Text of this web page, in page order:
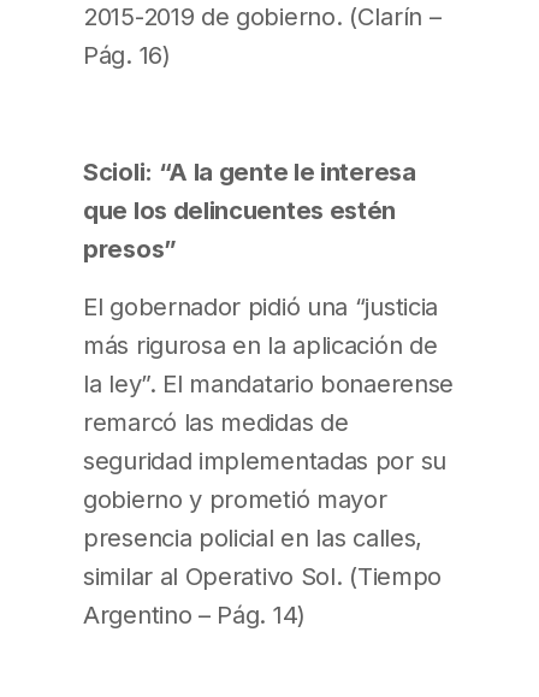
2015-2019 de gobierno. (Clarín –
Pág. 16)
Scioli: “A la gente le interesa
que los delincuentes estén
presos”
El gobernador pidió una “justicia
más rigurosa en la aplicación de
la ley”. El mandatario bonaerense
remarcó las medidas de
seguridad implementadas por su
gobierno y prometió mayor
presencia policial en las calles,
similar al Operativo Sol. (Tiempo
Argentino – Pág. 14)